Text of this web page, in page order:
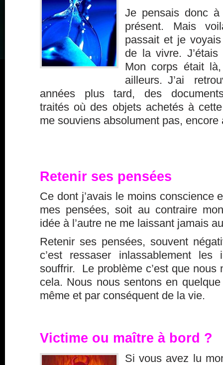
Je pensais donc
présent. Mais
passait et je
de la vivre.
Mon corps était
ailleurs. J’ai
années plus tard, des
traités où des objets achetés à
me souviens absolument pas, encore
Retenir ses pensées
Ce dont j’avais le moins conscience
mes pensées, soit au contraire
idée à l’autre ne me laissant jamais
Retenir ses pensées, souvent
c’est ressaser inlassablement
souffrir. Le problème c’est que nous
cela. Nous nous sentons en
même et par conséquent de la vie.
Victime ou maître à bord ?
Si vous avez lu